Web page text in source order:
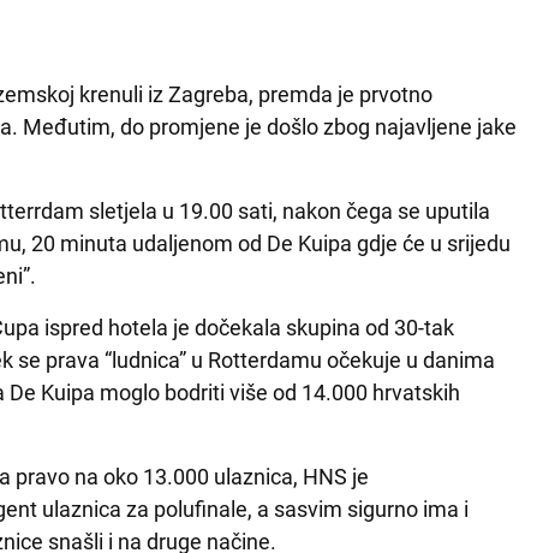
krenuli iz Zagreba, premda je prvotno
Međutim, do promjene je došlo zbog najavljene jake
sletjela u 19.00 sati, nakon čega se uputila
20 minuta udaljenom od De Kuipa gdje će u srijedu
ispred hotela je dočekala skupina od 30-tak
prava “ludnica” u Rotterdamu očekuje u danima
De Kuipa moglo bodriti više od 14.000 hrvatskih
pravo na oko 13.000 ulaznica, HNS je
ulaznica za polufinale, a sasvim sigurno ima i
snašli i na druge načine.